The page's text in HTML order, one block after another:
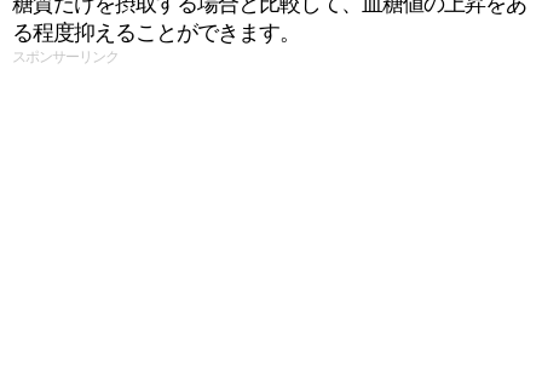
る程度抑えることができます。
スポンサーリンク